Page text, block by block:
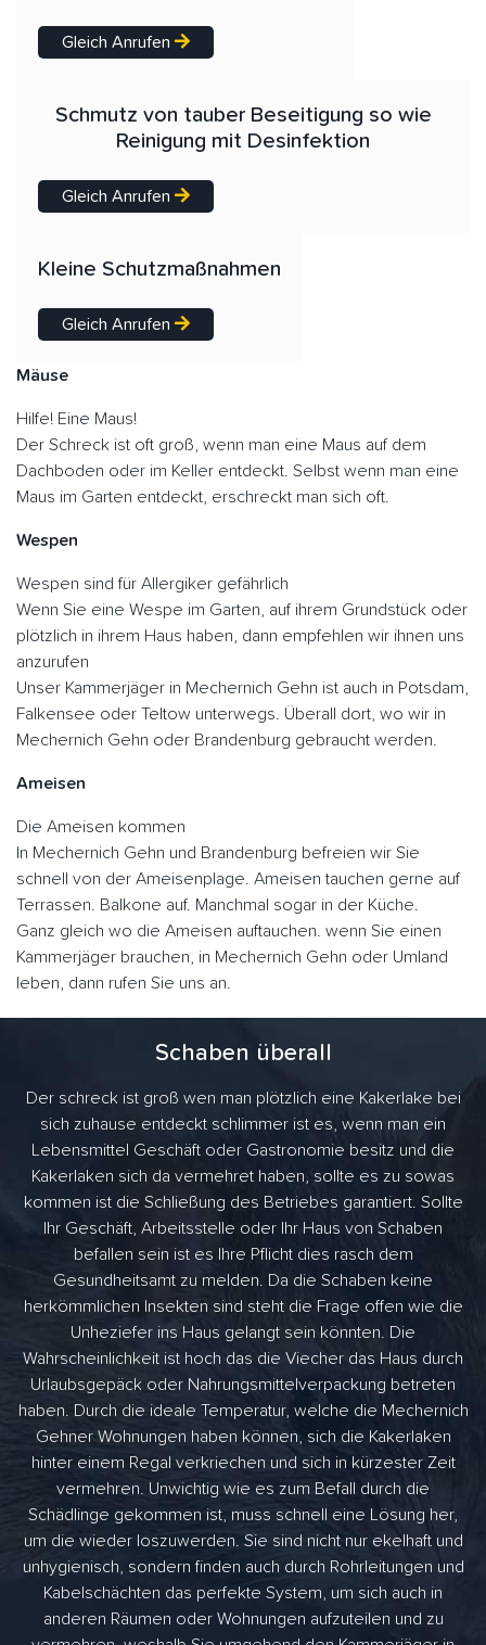
Gleich Anrufen
Schmutz von tauber Beseitigung so wie
Reinigung mit Desinfektion
Gleich Anrufen
Kleine Schutzmaßnahmen
Gleich Anrufen
Mäuse
Hilfe! Eine Maus!
Der Schreck ist oft groß, wenn man eine Maus auf dem
Dachboden oder im Keller entdeckt. Selbst wenn man eine
Maus im Garten entdeckt, erschreckt man sich oft.
Wespen
Wespen sind für Allergiker gefährlich
Wenn Sie eine Wespe im Garten, auf ihrem Grundstück oder
plötzlich in ihrem Haus haben, dann empfehlen wir ihnen uns
anzurufen
Unser Kammerjäger in Mechernich Gehn ist auch in Potsdam,
Falkensee oder Teltow unterwegs. Überall dort, wo wir in
Mechernich Gehn oder Brandenburg gebraucht werden.
Ameisen
Die Ameisen kommen
In Mechernich Gehn und Brandenburg befreien wir Sie
schnell von der Ameisenplage. Ameisen tauchen gerne auf
Terrassen. Balkone auf. Manchmal sogar in der Küche.
Ganz gleich wo die Ameisen auftauchen. wenn Sie einen
Kammerjäger brauchen, in Mechernich Gehn oder Umland
leben, dann rufen Sie uns an.
Schaben überall
Der schreck ist groß wen man plötzlich eine Kakerlake bei
sich zuhause entdeckt schlimmer ist es, wenn man ein
Lebensmittel Geschäft oder Gastronomie besitz und die
Kakerlaken sich da vermehret haben, sollte es zu sowas
kommen ist die Schließung des Betriebes garantiert. Sollte
Ihr Geschäft, Arbeitsstelle oder Ihr Haus von Schaben
befallen sein ist es Ihre Pflicht dies rasch dem
Gesundheitsamt zu melden. Da die Schaben keine
herkömmlichen Insekten sind steht die Frage offen wie die
Unheziefer ins Haus gelangt sein könnten. Die
Wahrscheinlichkeit ist hoch das die Viecher das Haus durch
Urlaubsgepäck oder Nahrungsmittelverpackung betreten
haben. Durch die ideale Temperatur, welche die Mechernich
Gehner Wohnungen haben können, sich die Kakerlaken
hinter einem Regal verkriechen und sich in kürzester Zeit
vermehren. Unwichtig wie es zum Befall durch die
Schädlinge gekommen ist, muss schnell eine Lösung her,
um die wieder loszuwerden. Sie sind nicht nur ekelhaft und
unhygienisch, sondern finden auch durch Rohrleitungen und
Kabelschächten das perfekte System, um sich auch in
anderen Räumen oder Wohnungen aufzuteilen und zu